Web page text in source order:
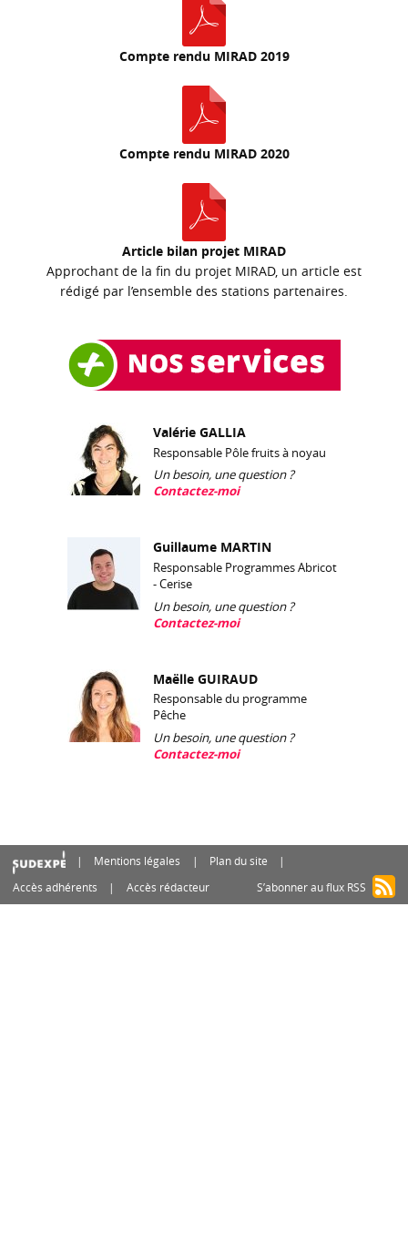
Compte rendu MIRAD 2019
Compte rendu MIRAD 2020
Article bilan projet MIRAD
Approchant de la fin du projet MIRAD, un article est
rédigé par l’ensemble des stations partenaires.
Valérie GALLIA
Responsable Pôle fruits à noyau
Un besoin, une question ?
Contactez-moi
Guillaume MARTIN
Responsable Programmes Abricot
- Cerise
Un besoin, une question ?
Contactez-moi
Maëlle GUIRAUD
Responsable du programme
Pêche
Un besoin, une question ?
Contactez-moi
Mentions légales
Plan du site
Accès adhérents
Accès rédacteur S’abonner au flux RSS